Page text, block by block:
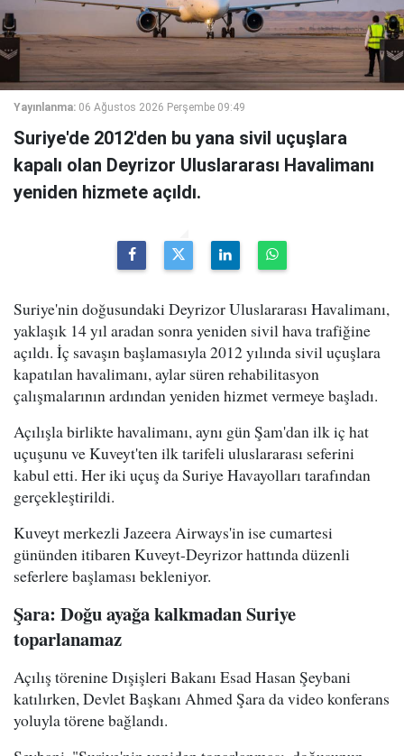
Yayınlanma: 06 Ağustos 2026 Perşembe 09:49
Suriye'de 2012'den bu yana sivil uçuşlara
kapalı olan Deyrizor Uluslararası Havalimanı
yeniden hizmete açıldı.
Suriye'nin doğusundaki Deyrizor Uluslararası Havalimanı,
yaklaşık 14 yıl aradan sonra yeniden sivil hava trafiğine
açıldı. İç savaşın başlamasıyla 2012 yılında sivil uçuşlara
kapatılan havalimanı, aylar süren rehabilitasyon
çalışmalarının ardından yeniden hizmet vermeye başladı.
Açılışla birlikte havalimanı, aynı gün Şam'dan ilk iç hat
uçuşunu ve Kuveyt'ten ilk tarifeli uluslararası seferini
kabul etti. Her iki uçuş da Suriye Havayolları tarafından
gerçekleştirildi.
Kuveyt merkezli Jazeera Airways'in ise cumartesi
gününden itibaren Kuveyt-Deyrizor hattında düzenli
seferlere başlaması bekleniyor.
Şara: Doğu ayağa kalkmadan Suriye
toparlanamaz
Açılış törenine Dışişleri Bakanı Esad Hasan Şeybani
katılırken, Devlet Başkanı Ahmed Şara da video konferans
yoluyla törene bağlandı.